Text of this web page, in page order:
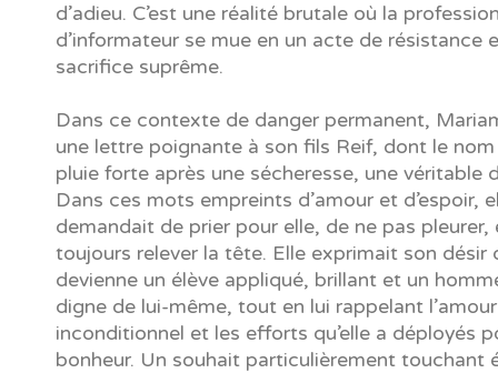
d’adieu. C’est une réalité brutale où la
d’informateur se mue en un acte de résistance
sacrifice suprême.
Dans ce contexte de danger permanent,
une lettre poignante à son fils Reif, dont le
pluie forte après une sécheresse, une véritable
Dans ces mots empreints d’amour et d’espoir,
demandait de prier pour elle, de ne pas pleurer,
toujours relever la tête. Elle exprimait son désir
devienne un élève appliqué, brillant et un
digne de lui-même, tout en lui rappelant l’amour
inconditionnel et les efforts qu’elle a déployés
bonheur. Un souhait particulièrement touchant